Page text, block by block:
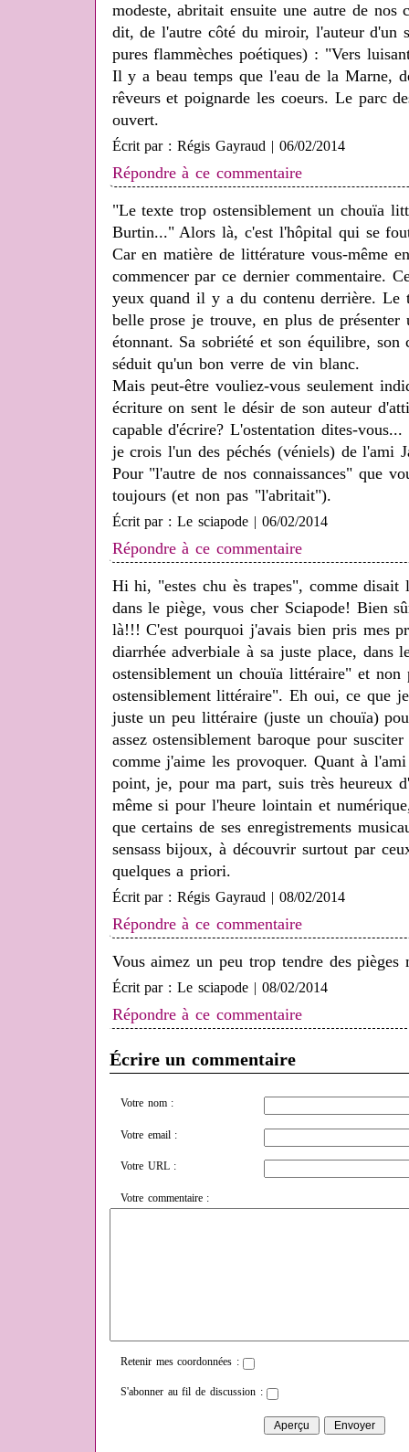
modeste, abritait ensuite une autre de nos
dit, de l'autre côté du miroir, l'auteur d'un
pures flammèches poétiques) : "Vers
Il y a beau temps que l'eau de la Marne,
rêveurs et poignarde les coeurs. Le parc
ouvert.
Écrit par : Régis Gayraud | 06/02/2014
Répondre à ce commentaire
"Le texte trop ostensiblement un chouïa
Burtin..." Alors là, c'est l'hôpital qui se
Car en matière de littérature vous-même
commencer par ce dernier commentaire.
yeux quand il y a du contenu derrière. Le
belle prose je trouve, en plus de
étonnant. Sa sobriété et son équilibre,
séduit qu'un bon verre de vin blanc.
Mais peut-être vouliez-vous seulement
écriture on sent le désir de son auteur
capable d'écrire? L'ostentation dites-
je crois l'un des péchés (véniels) de l'ami
Pour "l'autre de nos connaissances" que
toujours (et non pas "l'abritait").
Écrit par : Le sciapode | 06/02/2014
Répondre à ce commentaire
Hi hi, "estes chu ès trapes", comme disait
dans le piège, vous cher Sciapode! Bien
là!!! C'est pourquoi j'avais bien pris mes
diarrhée adverbiale à sa juste place, dans
ostensiblement un chouïa littéraire" et non
ostensiblement littéraire". Eh oui, ce que
juste un peu littéraire (juste un chouïa)
assez ostensiblement baroque pour
comme j'aime les provoquer. Quant à
point, je, pour ma part, suis très heureux
même si pour l'heure lointain et
que certains de ses enregistrements
sensass bijoux, à découvrir surtout par
quelques a priori.
Écrit par : Régis Gayraud | 08/02/2014
Répondre à ce commentaire
Vous aimez un peu trop tendre des pièges
Écrit par : Le sciapode | 08/02/2014
Répondre à ce commentaire
Écrire un commentaire
Votre nom :
Votre email :
Votre URL :
Votre commentaire :
Retenir mes coordonnées :
S'abonner au fil de discussion :